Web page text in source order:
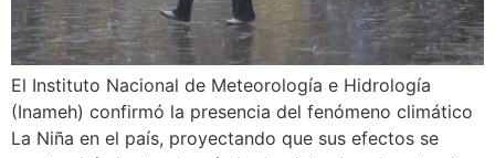
El Instituto Nacional de Meteorología e Hidrología
(Inameh) confirmó la presencia del fenómeno climático
La Niña en el país, proyectando que sus efectos se